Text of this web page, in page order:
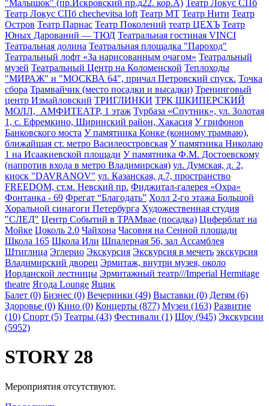
"Малышок" (пр.Искровский пр.д22. кор.А) Театр Локус СПб
Театр Локус СПб chechevitsa loft Театр МТ Театр Нити Театр
Остров Театр Парнас Театр Поколений театр ЦЕХЪ Театр
Юных Дарований — ТЮД Театральная гостиная VINCI
Театральная долина Театральная площадка "Пароход"
Театральный лофт «За нарисованным очагом» Театральный
музей Театральный Центр на Коломенской Теплоходы
"МИРАЖ" и "МОСКВА 64", причал Петровский спуск. Точка
сбора Трамвайчик (место посадки и высадки) Тренинговый
центр Измайловский ТРИГЛИНКИ ТРК ШКИПЕРСКИЙ
МОЛЛ, АМФИТЕАТР, 1 этаж Турбаза «Спутник», ул. Золотая
1, с. Ефремкино, Ширинский район, Хакасия У грифонов
Банковского моста У памятника Конке (конному трамваю),
ближайшая ст. метро Василеостровская У памятника Николаю
1 на Исаакиевской площади У памятника Ф.М. Достоевскому
(напротив входа в метро Владимирская) ул. Думская, д. 2,
киоск "DAVRANOV" ул. Казанская, д.7, пространство
FREEDOM, ст.м. Невский пр. Фиджитал-галерея «Охра»
Фонтанка - 69 Фрегат “Благодать” Холл 2-го этажа Большой
Хоральной синагоги Петербурга Художественная студия
"СЛЕД" Центр Событий в ТРАМвае (посадка) Циферблат на
Мойке Цоколь 2.0 Чайхона Часовня на Сенной площади
Школа 165 Школа Или Шпалерная 56, зал Ассамблея
Штиглица Эглерио Экскурсия Экскурсия в мечеть экскурсия
Владимирский дворец Эрмитаж, внутри музея, около
Иорданской лестницы Эрмитажный театр///Imperial Hermitage
theatre Ягода Lounge Ящик
Балет (0) Бизнес (0) Вечеринки (49) Выставки (0) Детям (6)
Здоровье (0) Кино (0) Концерты (877) Музеи (163) Развитие
(10) Спорт (5) Театры (43) Фестивали (1) Шоу (945) Экскурсии
(5952)
STORY 28
Мероприятия отсутствуют.